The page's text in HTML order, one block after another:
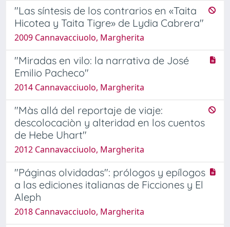
"Las síntesis de los contrarios en «Taita
Hicotea y Taita Tigre» de Lydia Cabrera"
2009 Cannavacciuolo, Margherita
"Miradas en vilo: la narrativa de José
Emilio Pacheco"
2014 Cannavacciuolo, Margherita
"Màs allá del reportaje de viaje:
descolocaciòn y alteridad en los cuentos
de Hebe Uhart"
2012 Cannavacciuolo, Margherita
"Páginas olvidadas": prólogos y epílogos
a las ediciones italianas de Ficciones y El
Aleph
2018 Cannavacciuolo, Margherita